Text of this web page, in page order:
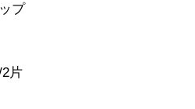
プ
片